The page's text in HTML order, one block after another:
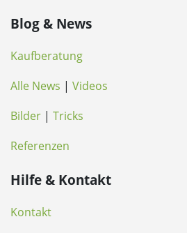
Blog & News
Kaufberatung
Alle News | Videos
Bilder | Tricks
Referenzen
Hilfe & Kontakt
Kontakt